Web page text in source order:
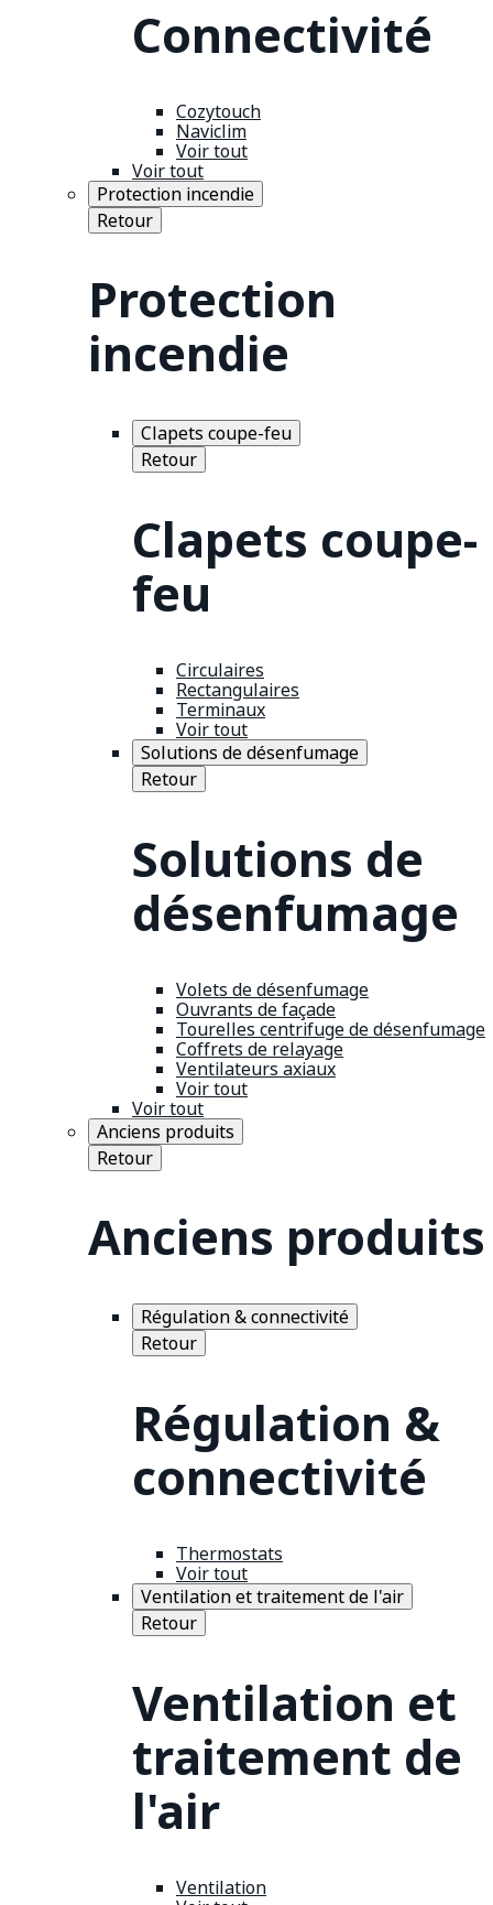
Connectivité
Cozytouch
Naviclim
Voir tout
Voir tout
Protection incendie
Retour
Protection
incendie
Clapets coupe-feu
Retour
Clapets coupe-
feu
Circulaires
Rectangulaires
Terminaux
Voir tout
Solutions de désenfumage
Retour
Solutions de
désenfumage
Volets de désenfumage
Ouvrants de façade
Tourelles centrifuge de désenfumage
Coffrets de relayage
Ventilateurs axiaux
Voir tout
Voir tout
Anciens produits
Retour
Anciens produits
Régulation & connectivité
Retour
Régulation &
connectivité
Thermostats
Voir tout
Ventilation et traitement de l'air
Retour
Ventilation et
traitement de
l'air
Ventilation